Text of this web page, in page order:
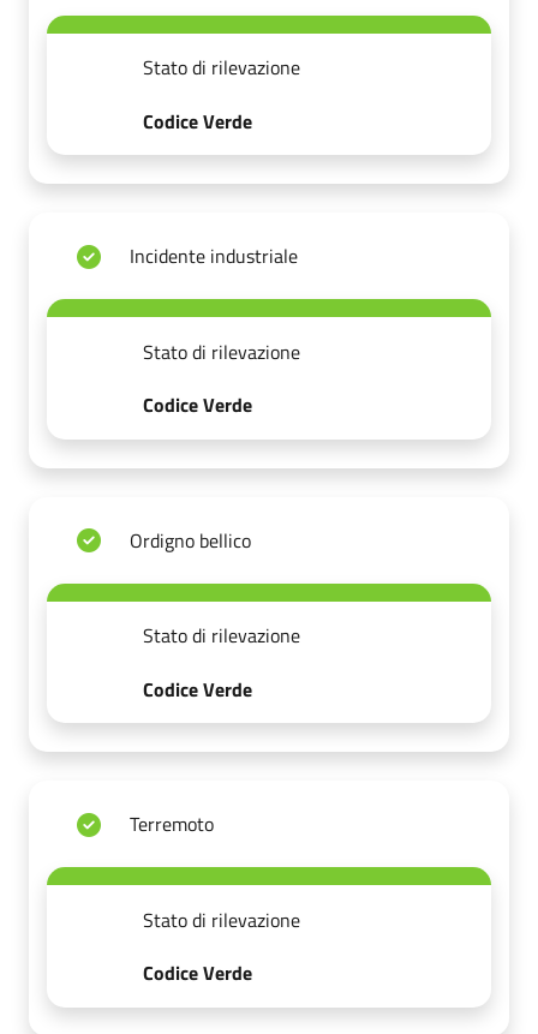
Stato di rilevazione
Codice Verde
Incidente industriale
Stato di rilevazione
Codice Verde
Ordigno bellico
Stato di rilevazione
Codice Verde
Terremoto
Stato di rilevazione
Codice Verde